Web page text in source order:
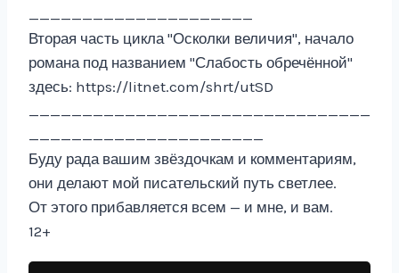
_____________________
Вторая часть цикла "Осколки величия", начало
романа под названием "Слабость обречённой"
здесь: https://litnet.com/shrt/utSD
________________________________
______________________
Буду рада вашим звёздочкам и комментариям,
они делают мой писательский путь светлее.
От этого прибавляется всем — и мне, и вам.
12+